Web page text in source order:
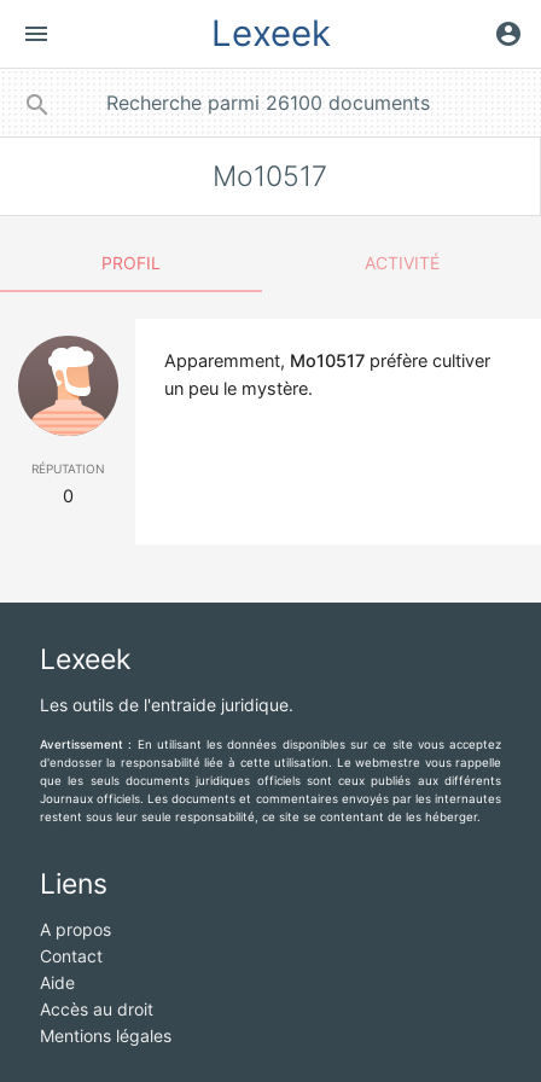
menu Lexeek account_circle
search
Mo10517
PROFIL ACTIVITÉ
réputation
0
Apparemment, Mo10517 préfère cultiver
un peu le mystère.
Lexeek
Les outils de l'entraide juridique.
Avertissement : En utilisant les données disponibles sur ce site vous acceptez
d'endosser la responsabilité liée à cette utilisation. Le webmestre vous rappelle
que les seuls documents juridiques officiels sont ceux publiés aux différents
Journaux officiels. Les documents et commentaires envoyés par les internautes
restent sous leur seule responsabilité, ce site se contentant de les héberger.
Liens
A propos
Contact
Aide
Accès au droit
Mentions légales